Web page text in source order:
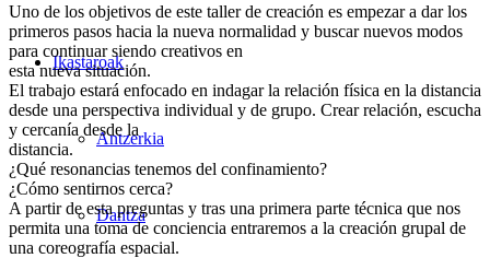
Ikastaroak
Antzerkia
Dantza
Uno de los objetivos de este taller de creación es empezar a dar los
primeros pasos hacia la nueva normalidad y buscar nuevos modos
para continuar siendo creativos en
esta nueva situación.
El trabajo estará enfocado en indagar la relación física en la distancia
desde una perspectiva individual y de grupo. Crear relación, escucha
y cercanía desde la
distancia.
¿Qué resonancias tenemos del confinamiento?
¿Cómo sentirnos cerca?
A partir de esta preguntas y tras una primera parte técnica que nos
permita una toma de conciencia entraremos a la creación grupal de
una coreografía espacial.